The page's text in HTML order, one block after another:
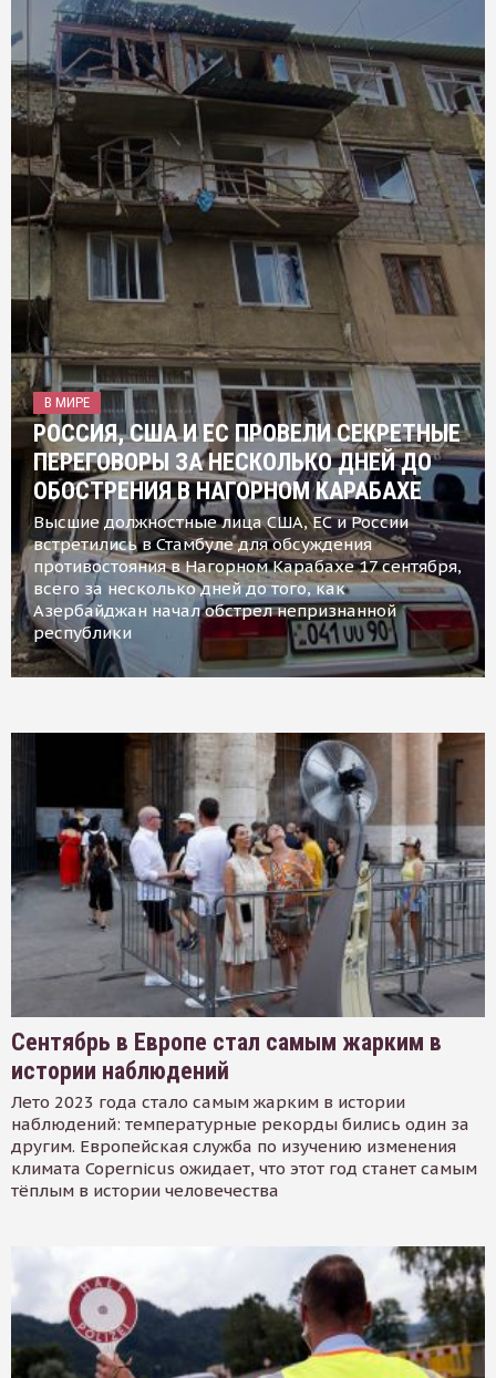
В МИРЕ
РОССИЯ, США И ЕС ПРОВЕЛИ СЕКРЕТНЫЕ
ПЕРЕГОВОРЫ ЗА НЕСКОЛЬКО ДНЕЙ ДО
ОБОСТРЕНИЯ В НАГОРНОМ КАРАБАХЕ
Высшие должностные лица США, ЕС и России
встретились в Стамбуле для обсуждения
противостояния в Нагорном Карабахе 17 сентября,
всего за несколько дней до того, как
Азербайджан начал обстрел непризнанной
республики
Сентябрь в Европе стал самым жарким в
истории наблюдений
Лето 2023 года стало самым жарким в истории
наблюдений: температурные рекорды бились один за
другим. Европейская служба по изучению изменения
климата Copernicus ожидает, что этот год станет самым
тёплым в истории человечества